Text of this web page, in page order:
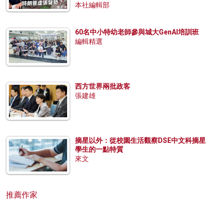
本社編輯部
60名中小特幼老師參與城大GenAI培訓班
編輯精選
西方世界兩批政客
張建雄
摘星以外：從校園生活觀察DSE中文科摘星
學生的一點特質
來文
推薦作家